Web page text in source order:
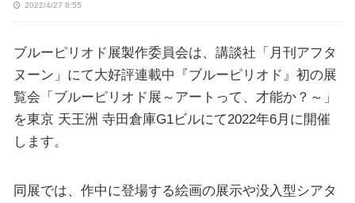
2022/4/27 8:55
ブルーピリオド展製作委員会は、講談社「月刊アフタ
ヌーン」にて大好評連載中『ブルーピリオド』初の展
覧会「ブルーピリオド展～アートって、才能か？～」
を東京 天王洲 寺田倉庫G1ビルにて2022年6月に開催
します。
同展では、作中に登場する絵画の展示や没入型シアタ